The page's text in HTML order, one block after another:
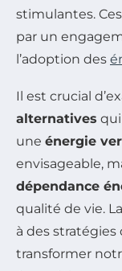
stimulantes.
par un
l’adoption des
Il est crucial
alternatives qui
une énergie
envisageable,
dépendance
qualité de vie.
à des stratégies
transformer